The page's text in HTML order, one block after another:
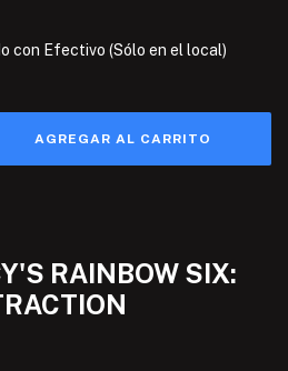
con Efectivo (Sólo en el local)
RAINBOW SIX: